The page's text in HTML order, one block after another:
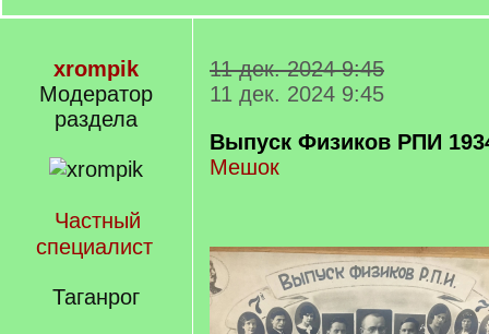
xrompik
Модератор
раздела
Частный
специалист
Таганрог
11 дек. 2024 9:45
11 дек. 2024 9:45
Выпуск Физиков РПИ
Мешок